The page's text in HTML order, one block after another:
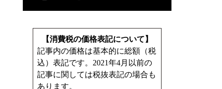
【消費税の価格表記について】
記事内の価格は基本的に総額（税
込）表記です。2021年4月以前の
記事に関しては税抜表記の場合も
あります。